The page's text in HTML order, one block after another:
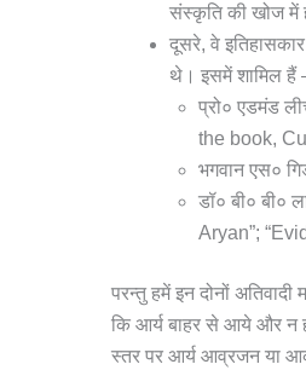
संस्कृति की खोज में
दूसरे, वे
थे। इसमें शामिल हैं
प्रो० एडमंड
the book,
भगवान एस०
डॉ० बी०
Aryan”;
परन्तु हमें इन दोनों
कि आर्य बाहर से आये और न
स्तर पर आर्य आव्रजन या